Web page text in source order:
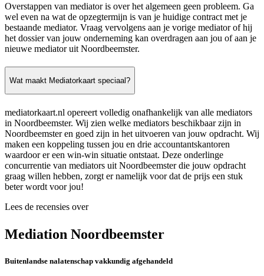
Overstappen van mediator is over het algemeen geen probleem. Ga
wel even na wat de opzegtermijn is van je huidige contract met je
bestaande mediator. Vraag vervolgens aan je vorige mediator of hij
het dossier van jouw onderneming kan overdragen aan jou of aan je
nieuwe mediator uit Noordbeemster.
Wat maakt Mediatorkaart speciaal?
mediatorkaart.nl opereert volledig onafhankelijk van alle mediators
in Noordbeemster. Wij zien welke mediators beschikbaar zijn in
Noordbeemster en goed zijn in het uitvoeren van jouw opdracht. Wij
maken een koppeling tussen jou en drie accountantskantoren
waardoor er een win-win situatie ontstaat. Deze onderlinge
concurrentie van mediators uit Noordbeemster die jouw opdracht
graag willen hebben, zorgt er namelijk voor dat de prijs een stuk
beter wordt voor jou!
Lees de recensies over
Mediation Noordbeemster
Buitenlandse nalatenschap vakkundig afgehandeld